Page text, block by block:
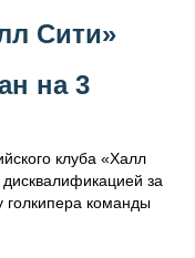
Сити»
на 3
клуба «Халл
за
голкипера команды